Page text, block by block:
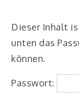
Dieser Inhalt
unten das
können.
Passwort: